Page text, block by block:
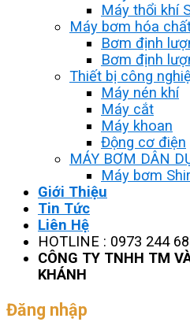
Máy thổi khí
Máy bơm hóa
Bơm định
Bơm định
Thiết bị công
Máy nén khí
Máy cắt
Máy khoan
Động cơ điện
MÁY BƠM DÂN
Máy bơm
Giới Thiệu
Tin Tức
Liên Hệ
HOTLINE : 0973 244
CÔNG TY TNHH TM
KHÁNH
Đăng nhập